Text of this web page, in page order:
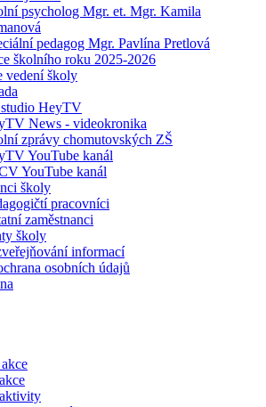
psycholog Mgr. et. Mgr. Kamila
pedagog Mgr. Pavlína Pretlová
školního roku 2025-2026
vedení školy
HeyTV
News - videokronika
zprávy chomutovských ZŠ
YouTube kanál
YouTube kanál
školy
pracovníci
zaměstnanci
školy
informací
osobních údajů